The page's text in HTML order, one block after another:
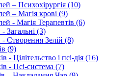
– Психохірургія (10)
– Магія крові (9)
- Магія Терапевтів (6)
Загальні (3)
- Створення Зелій (8)
(9)
- Цілітельство і псі-дія (16)
- Псі-система (7)